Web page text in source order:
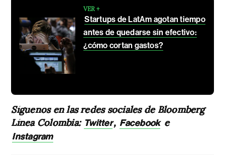
VER +
Startups de LatAm agotan tiempo
antes de quedarse sin efectivo:
¿cómo cortan gastos?
Síguenos en las redes sociales de Bloomberg
Línea Colombia: Twitter, Facebook e
Instagram